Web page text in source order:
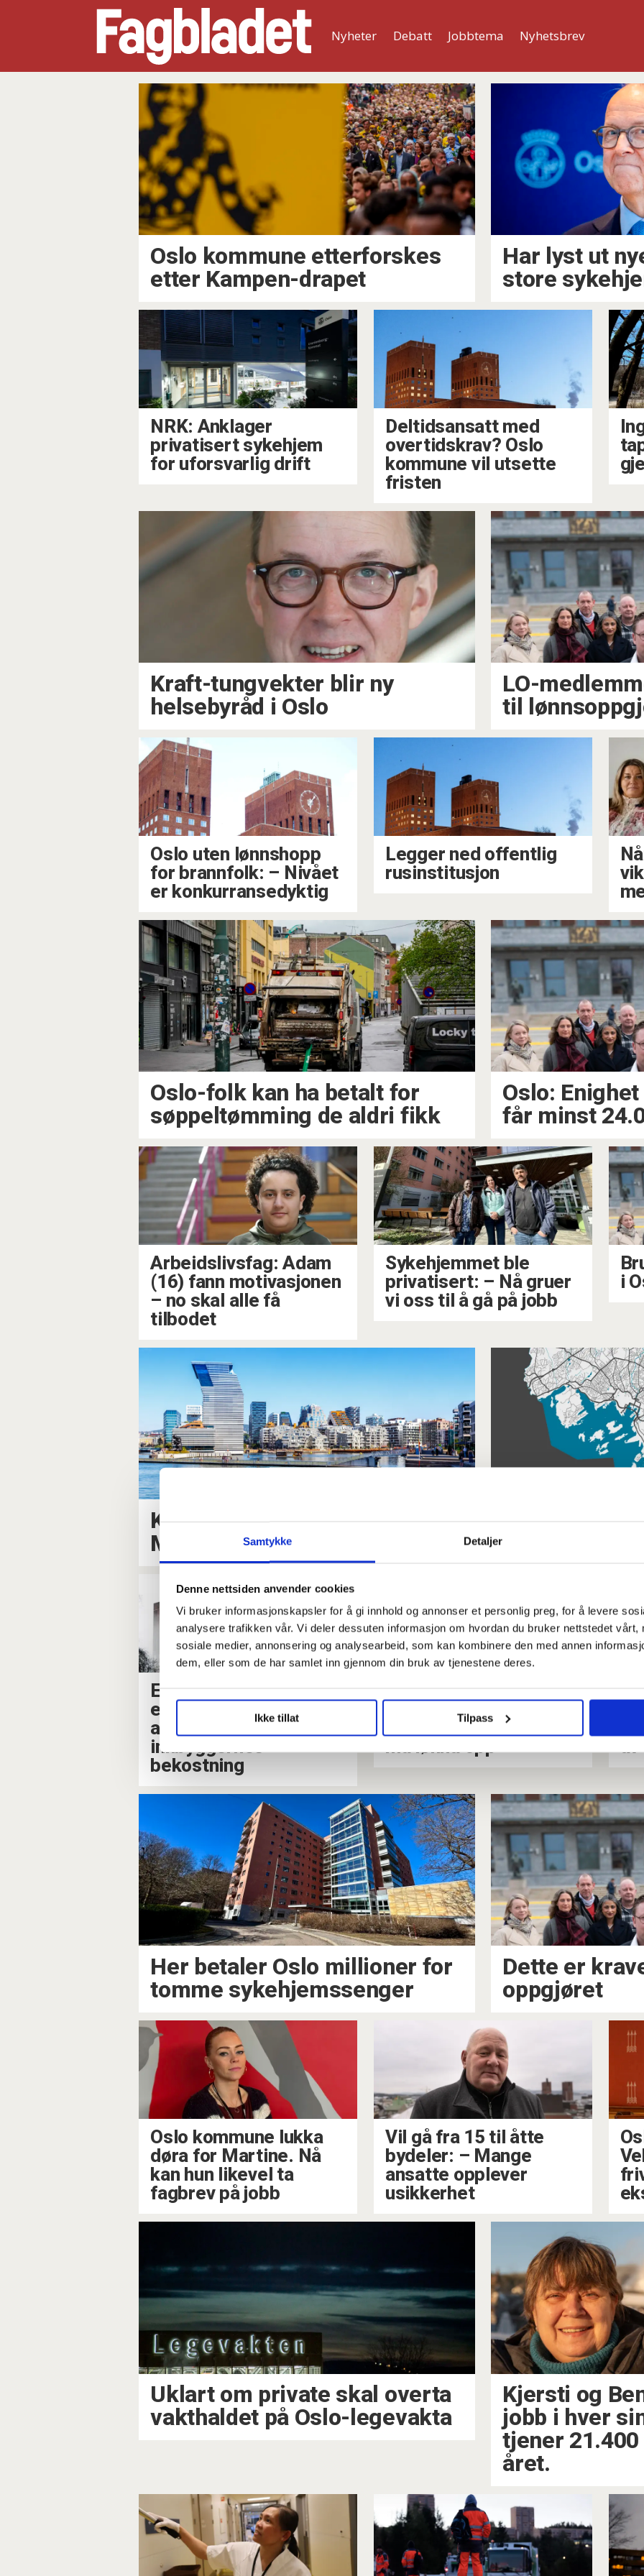
Samtykke Detaljer
Denne nettsiden anvender cookies
Vi bruker informasjonskapsler for å gi innhold og annonser et personlig preg, for å levere
analysere trafikken vår. Vi deler dessuten informasjon om hvordan du bruker nettstedet vårt,
sosiale medier, annonsering og analysearbeid, som kan kombinere den med annen
dem, eller som de har samlet inn gjennom din bruk av tjenestene deres.
Ikke tillat Tilpass
Nyheter Debatt Jobbtema Nyhetsbrev
kommune
Oslo kommune etterforskes
etter Kampen-drapet
Har lyst ut
store
NRK: Anklager
privatisert sykehjem
for uforsvarlig drift
Deltidsansatt med
overtidskrav? Oslo
kommune vil utsette
fristen
Kraft-tungvekter blir ny
helsebyråd i Oslo
LO-
til
Oslo uten lønnshopp
for brannfolk: – Nivået
er konkurransedyktig
Legger ned offentlig
rusinstitusjon
Oslo-folk kan ha betalt for
søppeltømming de aldri fikk
Oslo:
får minst
Arbeidslivsfag: Adam
(16) fann motivasjonen
– no skal alle få
tilbodet
Sykehjemmet ble
privatisert: – Nå gruer
vi oss til å gå på jobb
i
Kuttar 20 stillingar ved
Munch-museet
Et milliard-
eksperiment på
ansattes og
innbyggernes
bekostning
største ønske er å
spare til egen bolig. Da
må lønna opp
av
Her betaler Oslo millioner for
tomme sykehjemssenger
Dette er
oppgjøret
Oslo kommune lukka
døra for Martine. Nå
kan hun likevel ta
fagbrev på jobb
Vil gå fra 15 til åtte
bydeler: – Mange
ansatte opplever
usikkerhet
Uklart om private skal overta
vakthaldet på Oslo-legevakta
Kjersti og
jobb i hver
tjener
året.